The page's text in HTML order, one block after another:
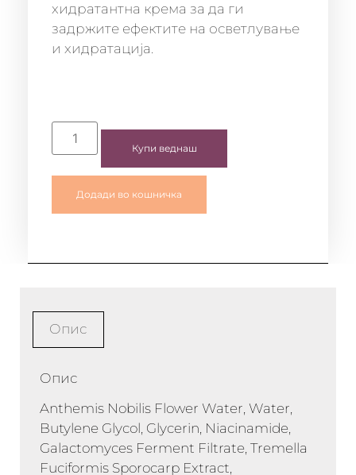
хидратантна крема за да ги
задржите ефектите на осветлување
и хидратација.
Купи веднаш
Додади во кошничка
Опис
Опис
Anthemis Nobilis Flower Water, Water,
Butylene Glycol, Glycerin, Niacinamide,
Galactomyces Ferment Filtrate, Tremella
Fuciformis Sporocarp Extract,